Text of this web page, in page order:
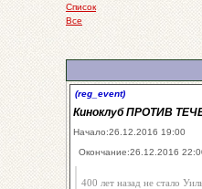
Список
Все
(reg_event)
Киноклуб ПРОТИВ
Начало:26.12.2016 19:00
Окончание:26.12.2016
400 лет назад не стало